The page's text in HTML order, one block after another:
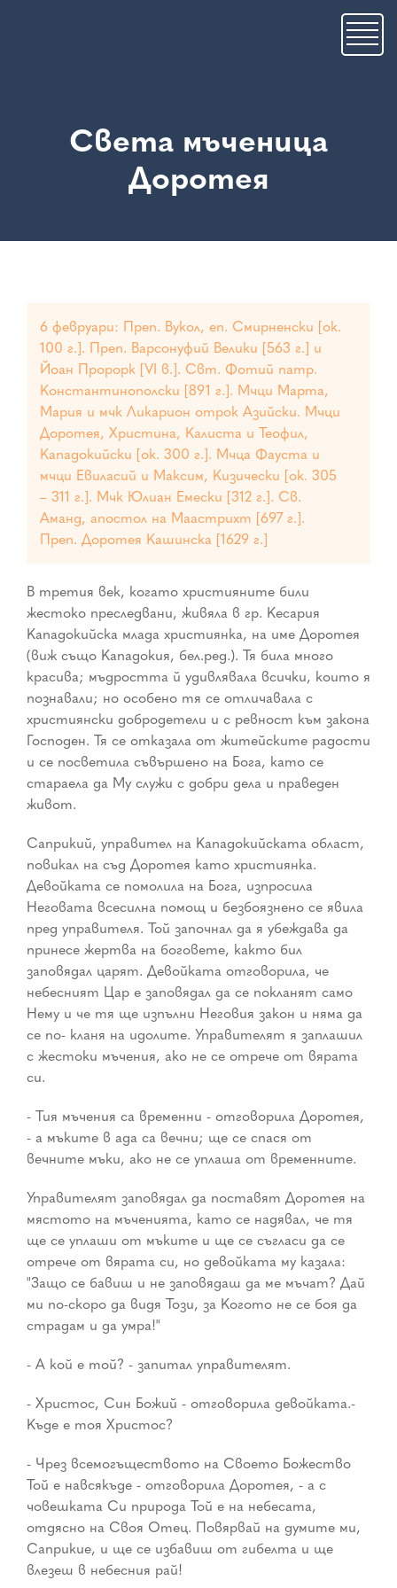
Света мъченица
Доротея
6 февруари: Преп. Вукол, еп. Смирненски [ок.
100 г.]. Преп. Варсонуфий Велики [563 г.] и
Йоан Пророрк [VI в.]. Свт. Фотий патр.
Константинополски [891 г.]. Мчци Марта,
Мария и мчк Ликарион отрок Азийски. Мчци
Доротея, Христина, Калиста и Теофил,
Кападокийски [ок. 300 г.]. Мчца Фауста и
мчци Евиласий и Максим, Кизически [ок. 305
– 311 г.]. Мчк Юлиан Емески [312 г.]. Св.
Аманд, апостол на Маастрихт [697 г.].
Преп. Доротея Кашинска [1629 г.]
В третия век, когато християните били
жестоко преследвани, живяла в гр. Кесария
Кападокийска млада християнка, на име Доротея
(виж също Кападокия, бел.ред.). Тя била много
красива; мъдростта й удивлявала всички, които я
познавали; но особено тя се отличавала с
християнски добродетели и с ревност към закона
Господен. Тя се отказала от житейските радости
и се посветила съвършено на Бога, като се
стараела да Му служи с добри дела и праведен
живот.
Саприкий, управител на Кападокийската област,
повикал на съд Доротея като християнка.
Девойката се помолила на Бога, изпросила
Неговата всесилна помощ и безбоязнено се явила
пред управителя. Той започнал да я убеждава да
принесе жертва на боговете, както бил
заповядал царят. Девойката отговорила, че
небесният Цар е заповядал да се покланят само
Нему и че тя ще изпълни Неговия закон и няма да
се по- кланя на идолите. Управителят я заплашил
с жестоки мъчения, ако не се отрече от вярата
си.
- Тия мъчения са временни - отговорила Доротея,
- а мъките в ада са вечни; ще се спася от
вечните мъки, ако не се уплаша от временните.
Управителят заповядал да поставят Доротея на
мястото на мъченията, като се надявал, че тя
ще се уплаши от мъките и ще се съгласи да се
отрече от вярата си, но девойката му казала:
"Защо се бавиш и не заповядаш да ме мъчат? Дай
ми по-скоро да видя Този, за Когото не се боя да
страдам и да умра!"
- А кой е той? - запитал управителят.
- Христос, Син Божий - отговорила девойката.-
Къде е тоя Христос?
- Чрез всемогъществото на Своето Божество
Той е навсякъде - отговорила Доротея, - а с
човешката Си природа Той е на небесата,
отдясно на Своя Отец. Повярвай на думите ми,
Саприкие, и ще се избавиш от гибелта и ще
влезеш в небесния рай!